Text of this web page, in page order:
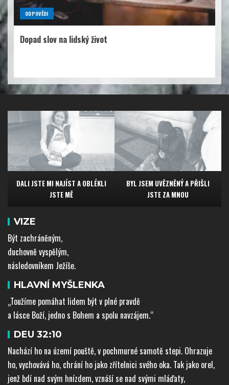
ODPOVĚDI
Dopad slov na lidský život
DALI JSTE MI NAJÍST A OBLÉKLI
JSTE MĚ
BYL JSEM UVĚZNĚNÝA PŘIŠLI
JSTE ZA MNOU
VIZE
Být zachráněným,
duchovně vyspělým,
následovníkem Ježíše.
HLAVNÍ MYŠLENKA
„Toužíme pomáhat lidem být v plné pravdě
a lásce Boží, jedno s Bohem a spolu navzájem.“
DEU 32:10
Nachází ho na území pouště, v pochmurné samotě stepi. Ohrazuje
ho, vychovává ho, chrání ho jako zřítelnici svého oka. Tak jako orel,
jenž bdí nad svým hnízdem, vznáší se nad svými mláďaty,